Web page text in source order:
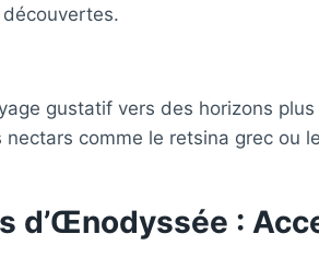
découvertes.
gustatif vers des horizons
nectars comme le retsina grec ou
d’Œnodyssée :